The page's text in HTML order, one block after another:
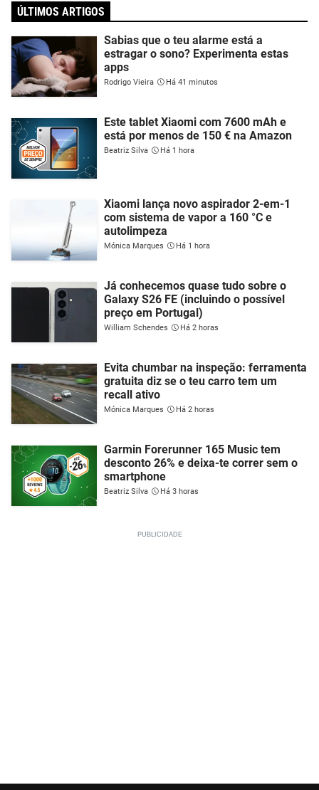
ÚLTIMOS ARTIGOS
Sabias que o teu alarme está a
estragar o sono? Experimenta estas
apps
Rodrigo Vieira Há 41 minutos
Este tablet Xiaomi com 7600 mAh e
está por menos de 150 € na Amazon
Beatriz Silva Há 1 hora
Xiaomi lança novo aspirador 2-em-1
com sistema de vapor a 160 °C e
autolimpeza
Mónica Marques Há 1 hora
Já conhecemos quase tudo sobre o
Galaxy S26 FE (incluindo o possível
preço em Portugal)
William Schendes Há 2 horas
Evita chumbar na inspeção: ferramenta
gratuita diz se o teu carro tem um
recall ativo
Mónica Marques Há 2 horas
Garmin Forerunner 165 Music tem
desconto 26% e deixa-te correr sem o
smartphone
Beatriz Silva Há 3 horas